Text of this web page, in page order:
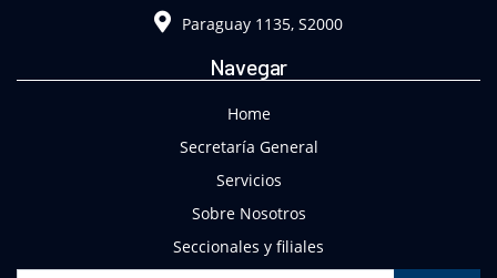
Paraguay 1135, S2000
Navegar
Home
Secretaría General
Servicios
Sobre Nosotros
Seccionales y filiales